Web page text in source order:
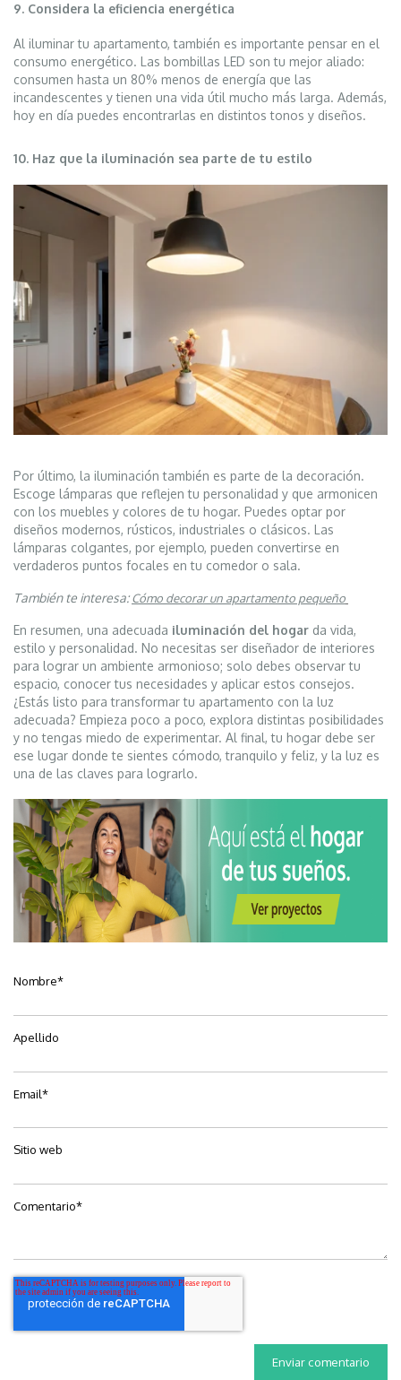
9. Considera la eficiencia energética
Al iluminar tu apartamento, también es importante pensar en el
consumo energético. Las bombillas LED son tu mejor aliado:
consumen hasta un 80% menos de energía que las
incandescentes y tienen una vida útil mucho más larga. Además,
hoy en día puedes encontrarlas en distintos tonos y diseños.
10. Haz que la iluminación sea parte de tu estilo
Por último, la iluminación también es parte de la decoración.
Escoge lámparas que reflejen tu personalidad y que armonicen
con los muebles y colores de tu hogar. Puedes optar por
diseños modernos, rústicos, industriales o clásicos. Las
lámparas colgantes, por ejemplo, pueden convertirse en
verdaderos puntos focales en tu comedor o sala.
También te interesa:Cómo decorar un apartamento pequeño
En resumen, una adecuada iluminación del hogar da vida,
estilo y personalidad. No necesitas ser diseñador de interiores
para lograr un ambiente armonioso; solo debes observar tu
espacio, conocer tus necesidades y aplicar estos consejos.
¿Estás listo para transformar tu apartamento con la luz
adecuada? Empieza poco a poco, explora distintas posibilidades
y no tengas miedo de experimentar. Al final, tu hogar debe ser
ese lugar donde te sientes cómodo, tranquilo y feliz, y la luz es
una de las claves para lograrlo.
Nombre*
Apellido
Email*
Sitio web
Comentario*